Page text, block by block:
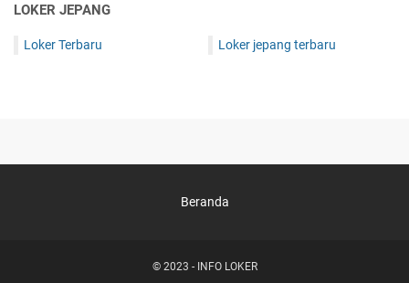
LOKER JEPANG
Loker Terbaru Loker jepang terbaru
Beranda
© 2023 - INFO LOKER